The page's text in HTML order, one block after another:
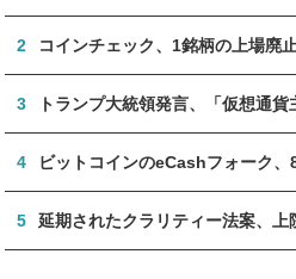
2 コインチェック、1銘柄の上場廃
3 トランプ大統領発言、「仮想通貨
4 ビットコインのeCashフォーク
5 延期されたクラリティー法案、